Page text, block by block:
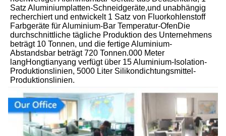
Satz Aluminiumplatten-Schneidgeräte,und unabhängig
recherchiert und entwickelt 1 Satz von Fluorkohlenstoff
Farbgeräte für Aluminium-Bar Temperatur-OfenDie
durchschnittliche tägliche Produktion des Unternehmens
beträgt 10 Tonnen, und die fertige Aluminium-
Abstandsbar beträgt 720 Tonnen.000 Meter
langHongtianyang verfügt über 15 Aluminium-Isolation-
Produktionslinien, 5000 Liter Silikondichtungsmittel-
Produktionslinien.